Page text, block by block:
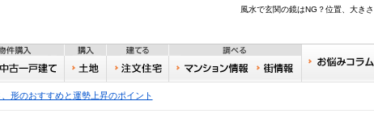
風水で玄関の鏡はNG？位置、大き
購入 中古住宅・中古物件購入
購入
古マンション 中古一戸建て
土地 注文住宅 おうちリサーチ住みやすい
形のおすすめと運勢上昇のポイント